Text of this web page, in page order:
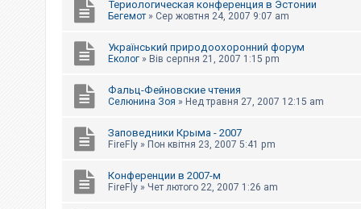
Териологическая конференция в Эстонии
Бегемот » Сер жовтня 24, 2007 9:07 am
Український природоохоронний форум
Еколог » Вів серпня 21, 2007 1:15 pm
Фальц-Фейновские чтения
Селюнина Зоя » Нед травня 27, 2007 12:15 am
Заповедники Крыма - 2007
FireFly » Пон квітня 23, 2007 5:41 pm
Конференции в 2007-м
FireFly » Чет лютого 22, 2007 1:26 am